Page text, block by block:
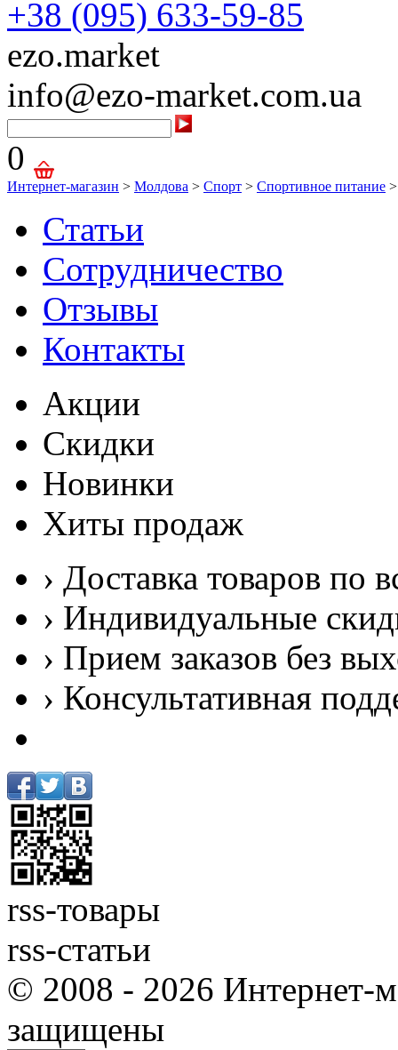
+38 (095) 633-59-85
ezo.market
info@ezo-market.com.ua
0
Интернет-магазин > Молдова > Спорт > Спортивное питание >
Статьи
Сотрудничество
Отзывы
Контакты
Акции
Скидки
Новинки
Хиты продаж
› Доставка товаров по
› Индивидуальные
› Прием заказов без
› Консультативная
rss-товары
rss-статьи
© 2008 - 2026 Интернет-
защищены